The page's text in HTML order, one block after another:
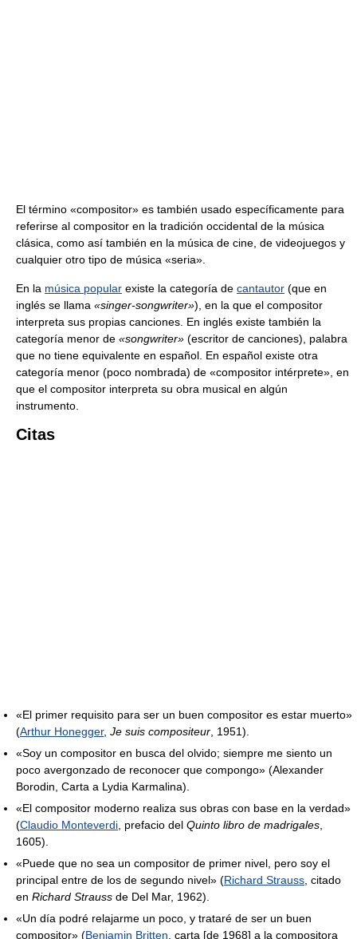
El término «compositor» es también usado específicamente para
referirse al compositor en la tradición occidental de la música
clásica, como así también en la música de cine, de videojuegos y
cualquier otro tipo de música «seria».
En la música popular existe la categoría de cantautor (que en
inglés se llama «singer-songwriter»), en la que el compositor
interpreta sus propias canciones. En inglés existe también la
categoría menor de «songwriter» (escritor de canciones), palabra
que no tiene equivalente en español. En español existe otra
categoría menor (poco nombrada) de «compositor intérprete», en
que el compositor interpreta su obra musical en algún
instrumento.
Citas
«El primer requisito para ser un buen compositor es estar muerto»
(Arthur Honegger, Je suis compositeur , 1951).
«Soy un compositor en busca del olvido; siempre me siento un
poco avergonzado de reconocer que compongo» (Alexander
Borodin, Carta a Lydia Karmalina).
«El compositor moderno realiza sus obras con base en la verdad»
(Claudio Monteverdi , prefacio del Quinto libro de madrigales
1605).
«Puede que no sea un compositor de primer nivel, pero soy el
principal entre de los de segundo nivel» (Richard Strauss , citado
en Richard Strauss de Del Mar, 1962).
«Un día podré relajarme un poco, y trataré de ser un buen
compositor» (Benjamin Britten , carta [de 1968] a la compositora